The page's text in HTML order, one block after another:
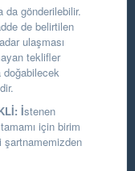
da gönderilebilir.
de belirtilen
ulaşması
teklifler
doğabilecek
İstenen
için birim
şartnamemizden